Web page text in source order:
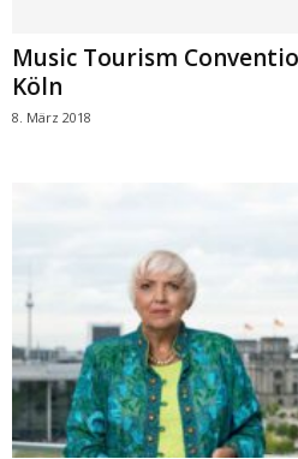
Music Tourism
Köln
8. März 2018